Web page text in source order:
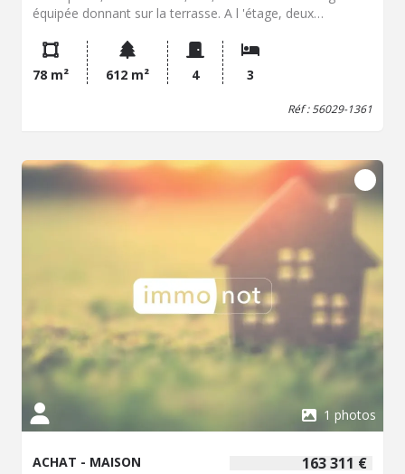
équipée donnant sur la terrasse. A l 'étage, deux
78 m² 612 m² 4 3
Réf : 56029-1361
1 photos
163 311 €
ACHAT - MAISON